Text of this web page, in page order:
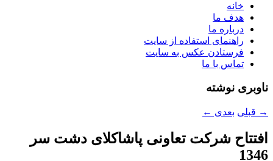
خانه
هدف ما
درباره ما
راهنمای استفاده از سایت
فرستادن عکس به سایت
تماس با ما
ناوبری نوشته
→ قبلی بعدی ←
افتتاح شرکت تعاونی پاشاکلای دشت سر
1346